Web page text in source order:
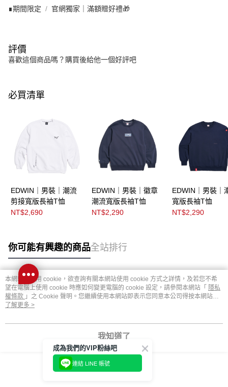
∎期間限定 官網獨家｜滿額贈好禮🎁
評價
喜歡這個商品嗎？購買後給他一個好評吧
必買清單
EDWIN｜男裝｜潮流
剪接寬版長袖T恤
NT$2,690
EDWIN｜男裝｜徽章
潮流寬版長袖T恤
NT$2,290
EDWIN｜男裝｜
寬版長袖T恤
NT$2,290
你可能有興趣的商品全站排行
熱門標籤
本網站中使用 cookie，欲查詢有關本網站使用 cookie 方式之詳情，及若您不希
望在電腦上使用 cookie 時應如何變更電腦的 cookie 設定，請參閱本網站「 隱私
權條款 」之 Cookie 聲明。您繼續使用本網站即表示您同意本公司得按本網站使
用條款之 Cookie 聲明使用 cookie。
了解更多 >
我知道了
成為我們的VIP粉絲吧
連結 LINE 帳號